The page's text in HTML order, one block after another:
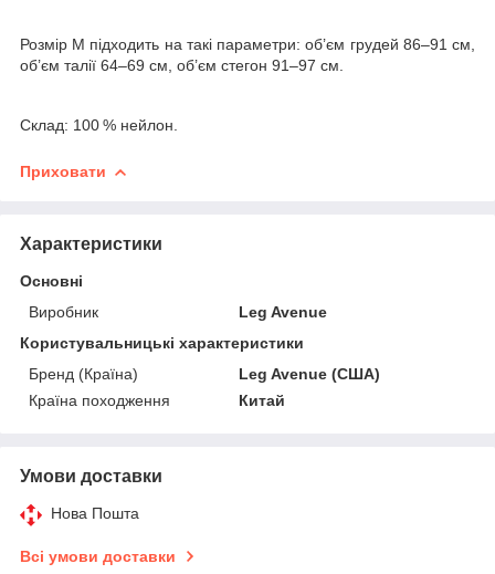
Розмір М підходить на такі параметри: об’єм грудей 86–91 см,
об’єм талії 64–69 см, об’єм стегон 91–97 см.
Склад: 100 % нейлон.
Приховати
Характеристики
Основні
Виробник
Leg Avenue
Користувальницькі характеристики
Бренд (Країна)
Leg Avenue (США)
Країна походження
Китай
Умови доставки
Нова Пошта
Всі умови доставки